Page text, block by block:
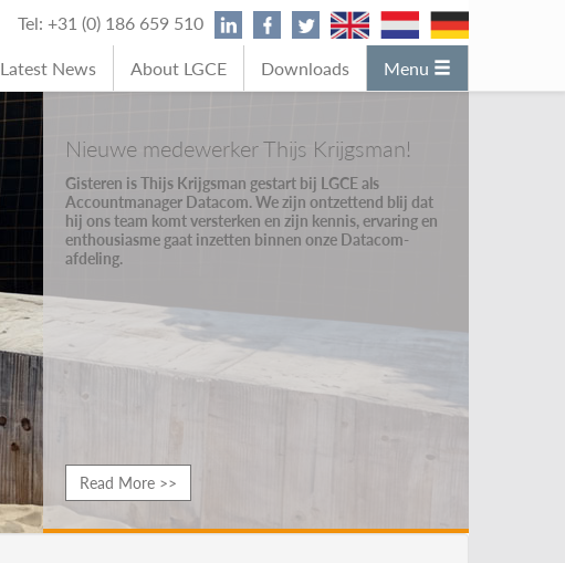
Tel: +31 (0) 186 659 510
Latest News About LGCE Downloads Menu
Nieuwe medewerker Thijs Krijgsman!
Gisteren is Thijs Krijgsman gestart bij LGCE als
Accountmanager Datacom. We zijn ontzettend blij dat
hij ons team komt versterken en zijn kennis, ervaring en
enthousiasme gaat inzetten binnen onze Datacom-
afdeling.
Read More >>